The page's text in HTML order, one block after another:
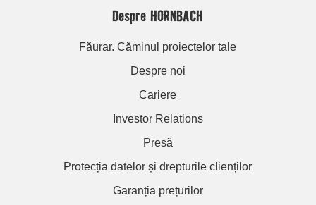
Despre HORNBACH
Făurar. Căminul proiectelor tale
Despre noi
Cariere
Investor Relations
Presă
Protecția datelor și drepturile clienților
Garanția prețurilor